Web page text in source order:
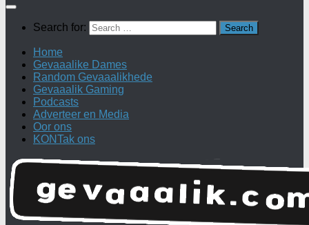
Search for:
Home
Gevaaalike Dames
Random Gevaaalikhede
Gevaaalik Gaming
Podcasts
Adverteer en Media
Oor ons
KONTak ons